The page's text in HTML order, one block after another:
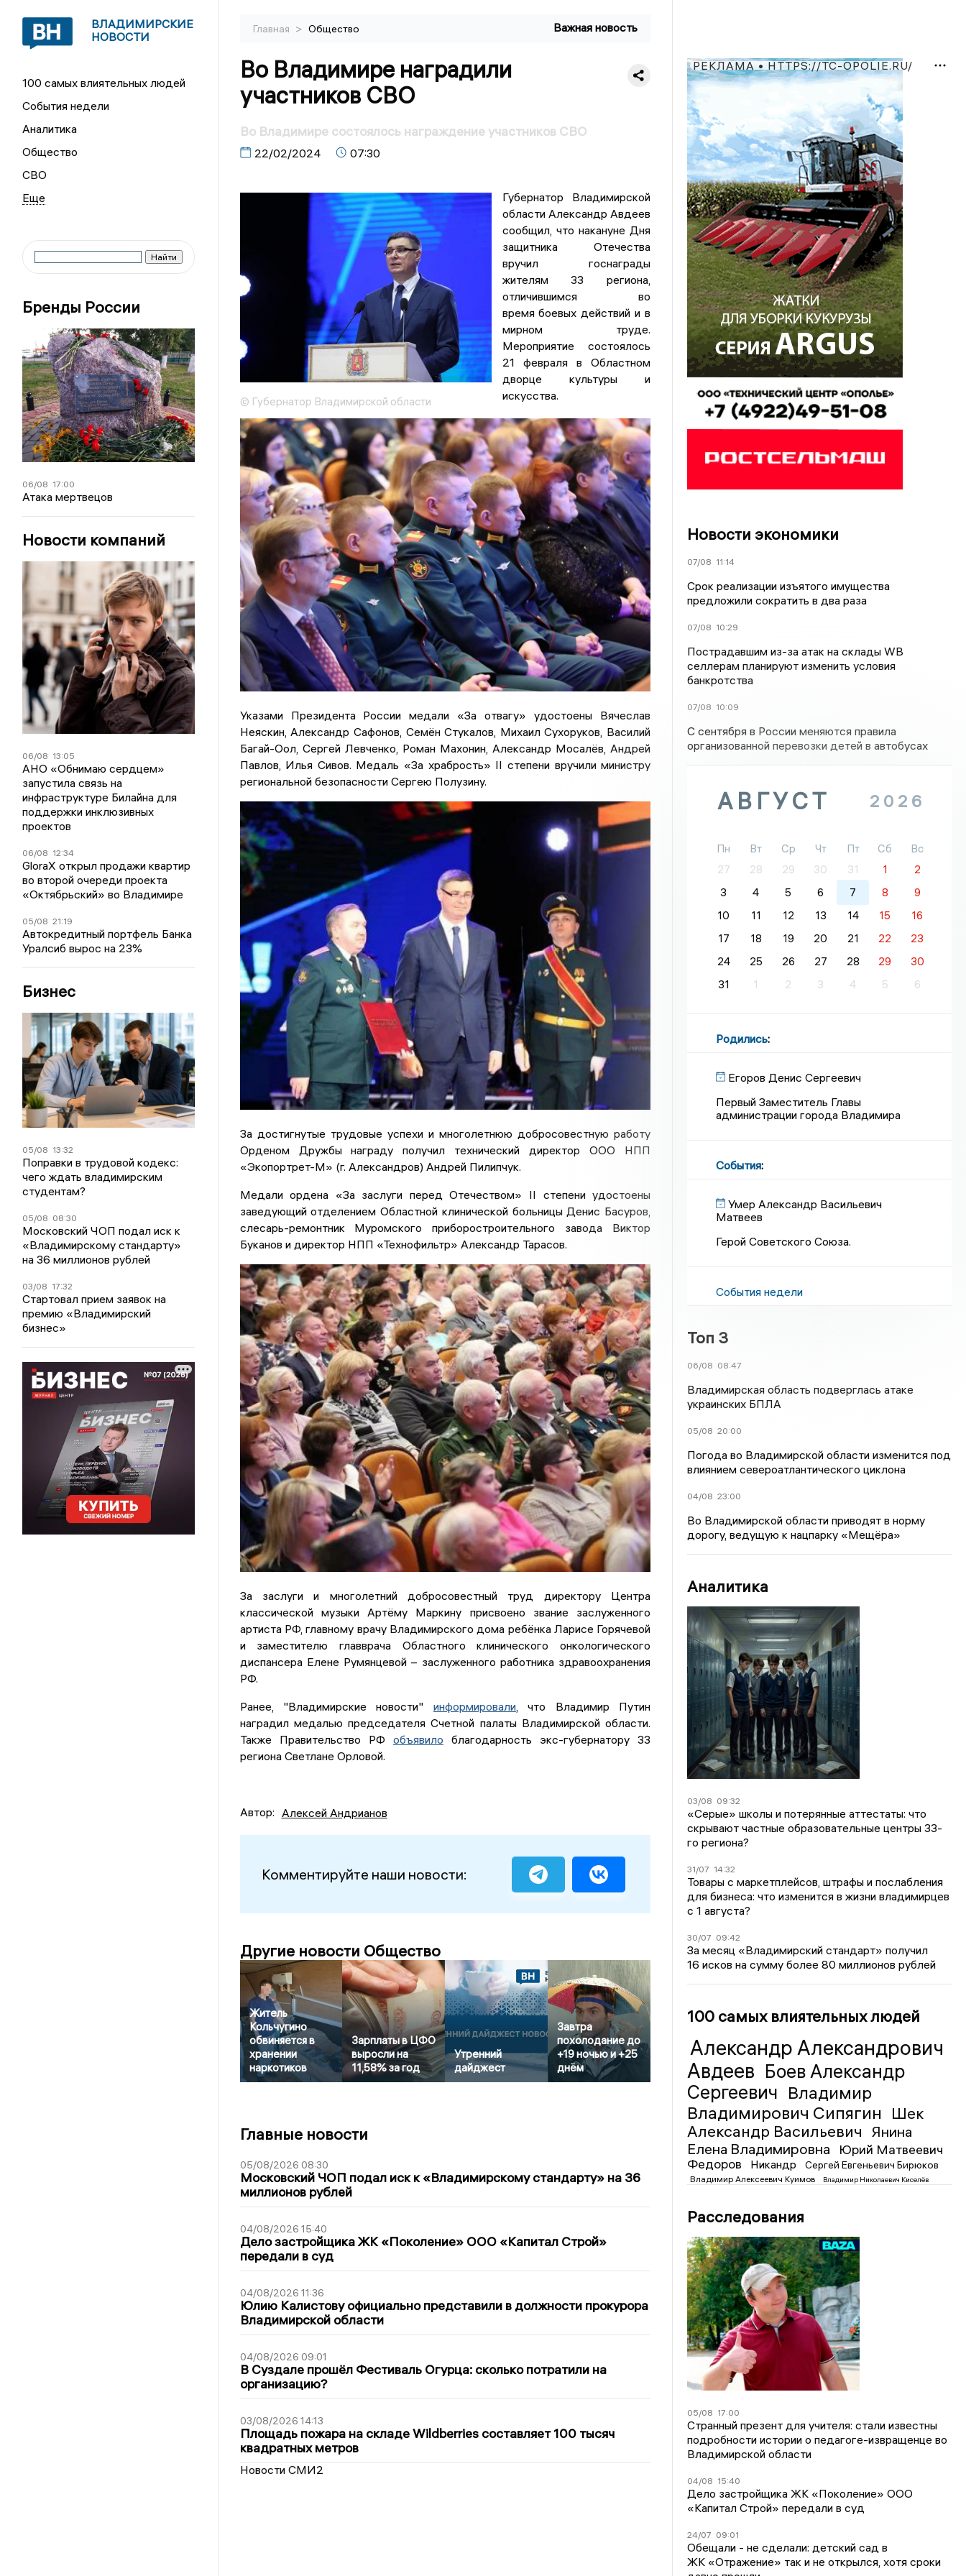
ВЛАДИМИРСКИЕ
НОВОСТИ
100 самых влиятельных людей
События недели
Аналитика
Общество
СВО
Бренды России
06/08 17:00
Атака мертвецов
Новости компаний
06/08 13:05
АНО «Обнимаю сердцем»
запустила связь на
инфраструктуре Билайна для
поддержки инклюзивных
проектов
06/08 12:34
GloraX открыл продажи квартир
во второй очереди проекта
«Октябрьский» во Владимире
05/08 21:19
Автокредитный портфель Банка
Уралсиб вырос на 23%
Бизнес
05/08 13:32
Поправки в трудовой кодекс:
чего ждать владимирским
студентам?
05/08 08:30
Московский ЧОП подал иск к
«Владимирскому стандарту»
на 36 миллионов рублей
03/08 17:32
Стартовал прием заявок на
премию «Владимирский
бизнес»
Главная > Общество Важная новость
Во Владимире наградили
участников СВО
Во Владимире состоялось награждение участников СВО
22/02/2024 07:30
© Губернатор Владимирской области
Губернатор Владимирской
области Александр Авдеев
сообщил, что накануне Дня
защитника Отечества
вручил госнаграды
жителям 33 региона,
отличившимся во
время боевых действий и в
мирном труде.
Мероприятие состоялось
21 февраля в Областном
дворце культуры и
искусства.
Указами Президента России медали «За отвагу» удостоены Вячеслав
Неяскин, Александр Сафонов, Семён Стукалов, Михаил Сухоруков, Василий
Багай-Оол, Сергей Левченко, Роман Махонин, Александр Мосалёв, Андрей
Павлов, Илья Сивов. Медаль «За храбрость» II степени вручили министру
региональной безопасности Сергею Полузину.
За достигнутые трудовые успехи и многолетнюю добросовестную работу
Орденом Дружбы награду получил технический директор ООО НПП
«Экопортрет-М» (г. Александров) Андрей Пилипчук.
Медали ордена «За заслуги перед Отечеством» II степени удостоены
заведующий отделением Областной клинической больницы Денис Басуров,
слесарь-ремонтник Муромского приборостроительного завода Виктор
Буканов и директор НПП «Технофильтр» Александр Тарасов.
За заслуги и многолетний добросовестный труд директору Центра
классической музыки Артёму Маркину присвоено звание заслуженного
артиста РФ, главному врачу Владимирского дома ребёнка Ларисе Горячевой
и заместителю главврача Областного клинического онкологического
диспансера Елене Румянцевой – заслуженного работника здравоохранения
РФ.
Ранее, "Владимирские новости" информировали, что Владимир Путин
наградил медалью председателя Счетной палаты Владимирской области.
Также Правительство РФ объявило благодарность экс-губернатору 33
региона Светлане Орловой.
Автор: Алексей Андрианов
Комментируйте наши новости:
Другие новости Общество
Житель
Кольчугино
обвиняется в
хранении
наркотиков
Зарплаты в ЦФО
выросли на
11,58% за год
Утренний
дайджест
Завтра
похолодание до
+19 ночью и +25
днём
Главные новости
05/08/2026 08:30
Московский ЧОП подал иск к «Владимирскому стандарту» на 36
миллионов рублей
04/08/2026 15:40
Дело застройщика ЖК «Поколение» ООО «Капитал Строй»
передали в суд
04/08/2026 11:36
Юлию Калистову официально представили в должности прокурора
Владимирской области
04/08/2026 09:01
В Суздале прошёл Фестиваль Огурца: сколько потратили на
организацию?
03/08/2026 14:13
Площадь пожара на складе Wildberries составляет 100 тысяч
квадратных метров
Новости СМИ2
РЕКЛАМА • HTTPS://TC-OPOLIE.RU/
Новости экономики
07/08 11:14
Срок реализации изъятого имущества
предложили сократить в два раза
07/08 10:29
Пострадавшим из-за атак на склады WВ
селлерам планируют изменить условия
банкротства
07/08 10:09
С сентября в России меняются правила
организованной перевозки детей в автобусах
АВГУСТ 2026
Пн Вт Ср Чт Пт Сб
Вс
27
28 29 30 31 1
2
3
4 5 6 7 8
9
10
11 12 13 14 15
16
17
18 19 20 21 22
23
24
25 26 27 28 29
30
31
1 2 3 4 5 6
Родились:
Егоров Денис Сергеевич
Первый Заместитель Главы
администрации города Владимира
События:
Умер Александр Васильевич
Матвеев
Герой Советского Союза.
События недели
Топ 3
06/08 08:47
Владимирская область подверглась атаке
украинских БПЛА
05/08 20:00
Погода во Владимирской области изменится под
влиянием североатлантического циклона
04/08 23:00
Во Владимирской области приводят в норму
дорогу, ведущую к нацпарку «Мещёра»
Аналитика
03/08 09:32
«Серые» школы и потерянные аттестаты: что
скрывают частные образовательные центры 33-
го региона?
31/07 14:32
Товары с маркетплейсов, штрафы и послабления
для бизнеса: что изменится в жизни владимирцев
с 1 августа?
30/07 09:42
За месяц «Владимирский стандарт» получил
16 исков на сумму более 80 миллионов рублей
100 самых влиятельных людей
Александр Александрович
Авдеев Боев Александр
Сергеевич Владимир
Владимирович Сипягин Шек
Александр Васильевич
Янина
Елена Владимировна
Юрий Матвеевич
Федоров
Никандр Сергей Евгеньевич Бирюков
Владимир Алексеевич Куимов Владимир Николаевич Киселёв
Расследования
05/08 17:00
Странный презент для учителя: стали известны
подробности истории о педагоге-извращенце во
Владимирской области
04/08 15:40
Дело застройщика ЖК «Поколение» ООО
«Капитал Строй» передали в суд
24/07 09:01
Обещали - не сделали: детский сад в
ЖК «Отражение» так и не открылся, хотя сроки